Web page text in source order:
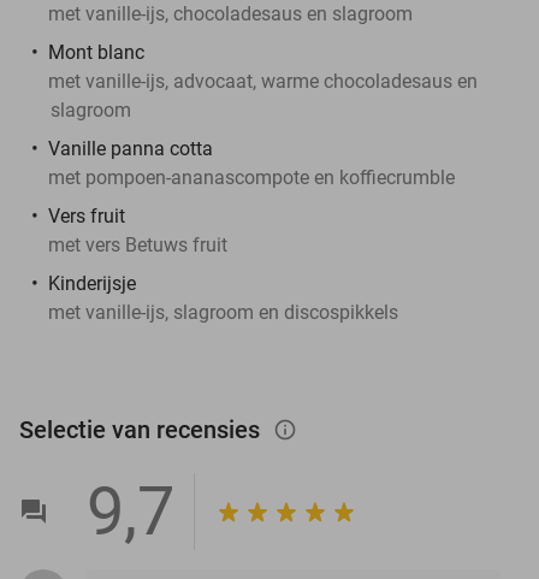
met vanille-ijs, chocoladesaus en slagroom
Mont blanc
met vanille-ijs, advocaat, warme chocoladesaus en
slagroom
Vanille panna cotta
met pompoen-ananascompote en koffiecrumble
Vers fruit
met vers Betuws fruit
Kinderijsje
met vanille-ijs, slagroom en discospikkels
Selectie van recensies info_outlined
9,7